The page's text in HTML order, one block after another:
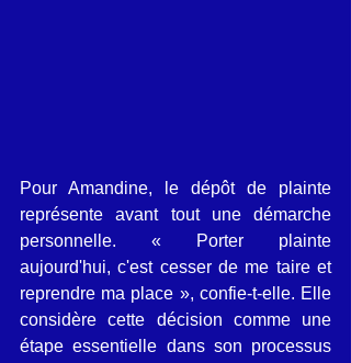
Pour Amandine, le dépôt de plainte
représente avant tout une démarche
personnelle. « Porter plainte
aujourd'hui, c'est cesser de me taire et
reprendre ma place », confie-t-elle. Elle
considère cette décision comme une
étape essentielle dans son processus